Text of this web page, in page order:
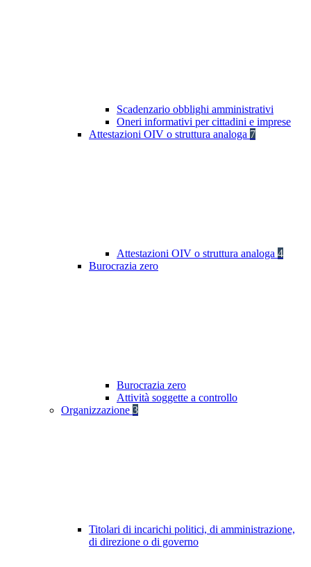
Scadenzario obblighi amministrativi
Oneri informativi per cittadini e imprese
Attestazioni OIV o struttura analoga 7
Attestazioni OIV o struttura analoga 4
Burocrazia zero
Burocrazia zero
Attività soggette a controllo
Organizzazione 3
Titolari di incarichi politici, di amministrazione,
di direzione o di governo